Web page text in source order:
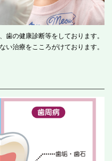
歯の健康診断等をしております。
い治療をこころがけております。